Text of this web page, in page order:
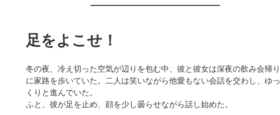
足をよこせ！
冬の夜、冷え切った空気が辺りを包む中、彼と彼女は深夜の飲み会帰り
に家路を歩いていた。二人は笑いながら他愛もない会話を交わし、ゆっ
くりと進んでいた。
ふと、彼が足を止め、顔を少し曇らせながら話し始めた。